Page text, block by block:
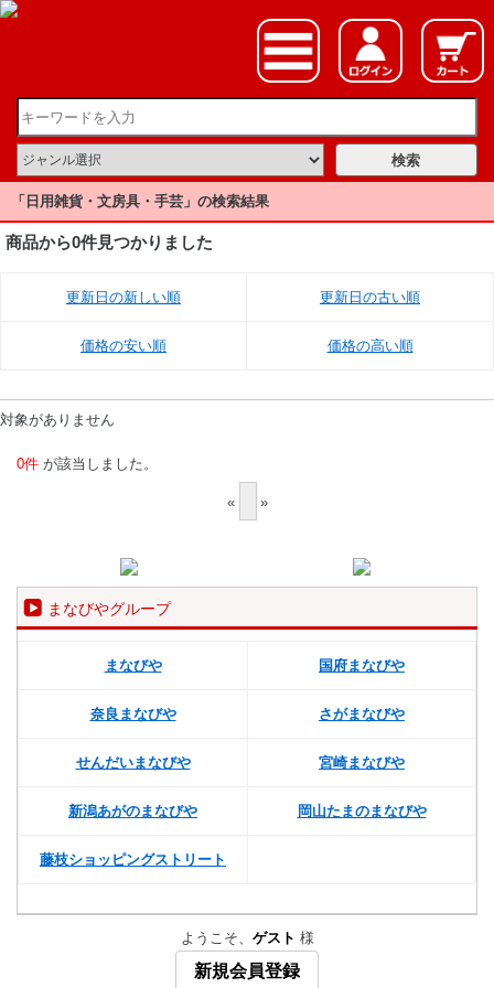
「日用雑貨・文房具・手芸」の検索結果
商品から0件見つかりました
更新日の新しい順 更新日の古い順
価格の安い順 価格の高い順
対象がありません
0件 が該当しました。
« »
まなびやグループ
まなびや 国府まなびや
奈良まなびや さがまなびや
せんだいまなびや 宮崎まなびや
新潟あがのまなびや 岡山たまのまなびや
藤枝ショッピングストリート
ようこそ、 ゲスト 様
新規会員登録